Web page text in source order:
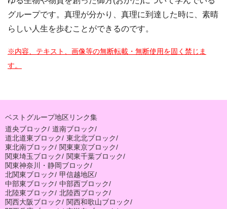
グループです。真理が分かり、真理に到達した時に、素晴
らしい人生を歩むことができるのです。
※内容、テキスト、画像等の無断転載・無断使用を固く禁じま
す。
ベストグループ地区リンク集
道央ブロック/ 道南ブロック/
道北道東ブロック/ 東北北ブロック/
東北南ブロック/ 関東東京ブロック/
関東埼玉ブロック/ 関東千葉ブロック/
関東神奈川・静岡ブロック/
北関東ブロック/ 甲信越地区/
中部東ブロック/ 中部西ブロック/
北陸東ブロック/ 北陸西ブロック/
関西大阪ブロック/ 関西和歌山ブロック/